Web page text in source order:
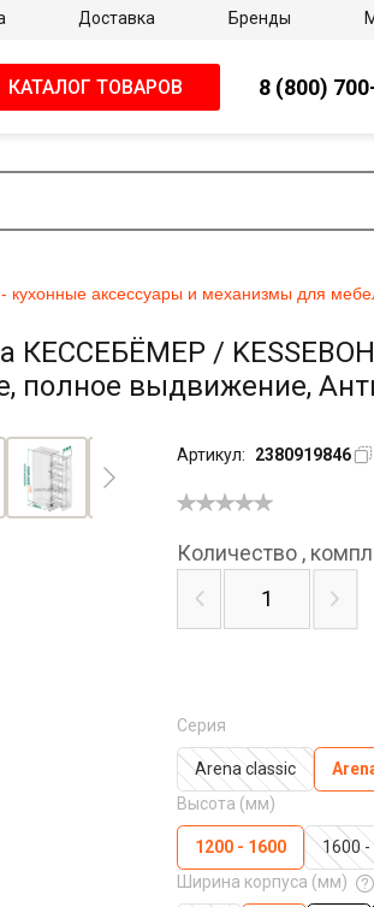
- кухонные аксессуары и механизмы для
/
полное выдвижение,
Артикул: 2380919846
Серия
Arena classic
Высота (мм)
1200 - 1600 1600 -
Ширина корпуса (мм)
Количество , компл
Доставка Бренды
КАТАЛОГ ТОВАРОВ 8 (800)